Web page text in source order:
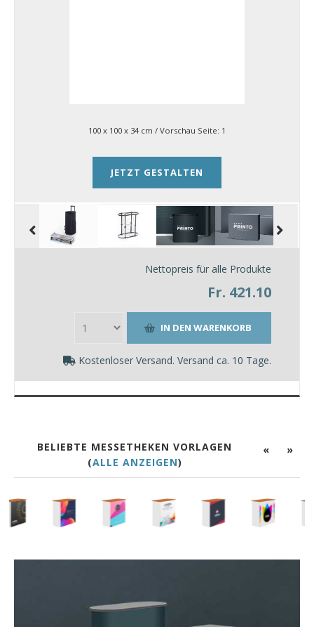
100 x 100 x 34 cm / Vorschau Seite: 1
JETZT GESTALTEN
Nettopreis für alle Produkte
Fr. 421.10
Kostenloser Versand. Versand ca. 10 Tage.
« »
BELIEBTE MESSETHEKEN VORLAGEN
(ALLE ANZEIGEN)